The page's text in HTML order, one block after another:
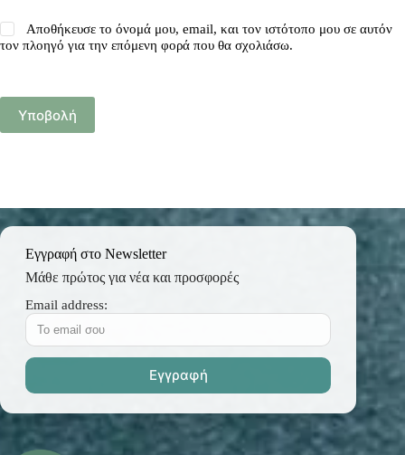
Αποθήκευσε το όνομά μου, email, και τον ιστότοπο μου σε αυτόν
τον πλοηγό για την επόμενη φορά που θα σχολιάσω.
Υποβολή
Εγγραφή στο Newsletter
Μάθε πρώτος για νέα και προσφορές
Email address: